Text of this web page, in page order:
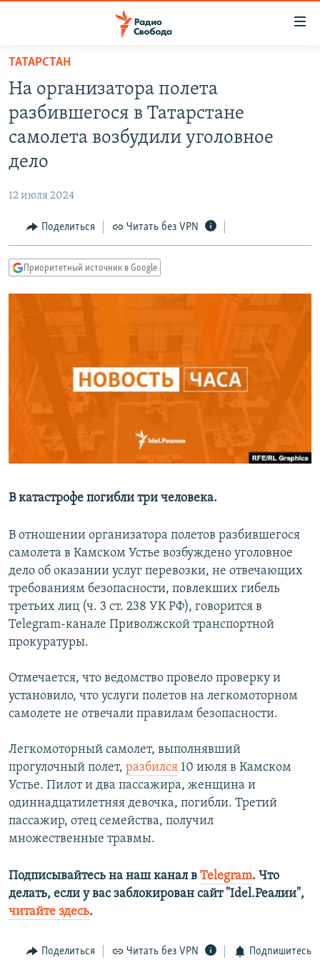
упрощенного
доступа
Вернуться
основному
содержанию
навигации
Вернутся
ПОДКАСТЫ
АВТОРСКИЕ ПРОЕКТЫ
IDEL.РЕАЛИИ
КАВКАЗ.РЕАЛИИ
СИБИРЬ.РЕАЛИИ
СОЦИАЛЬНЫЕ СЕТИ
Все сайты РСЕ/РС
ТАТАРСТАН
На организатора полета
разбившегося в Татарстане
самолета возбудили уголовное
дело
12 июля 2024
Поделиться Читать без VPN
Приоритетный источник в Google
В катастрофе погибли три человека.
В отношении организатора полетов разбившегося
самолета в Камском Устье возбуждено уголовное
дело об оказании услуг перевозки, не отвечающих
требованиям безопасности, повлекших гибель
третьих лиц (ч. 3 ст. 238 УК РФ), говорится в
Telegram-канале Приволжской транспортной
прокуратуры.
Отмечается, что ведомство провело проверку и
установило, что услуги полетов на легкомоторном
самолете не отвечали правилам безопасности.
Легкомоторный самолет, выполнявший
прогулочный полет, разбился 10 июля в Камском
Устье. Пилот и два пассажира, женщина и
одиннадцатилетняя девочка, погибли. Третий
пассажир, отец семейства, получил
множественные травмы.
Подписывайтесь на наш канал в Telegram. Что
делать, если у вас заблокирован сайт "Idel.Реалии",
читайте здесь.
Поделиться Читать без VPN Подпишитесь